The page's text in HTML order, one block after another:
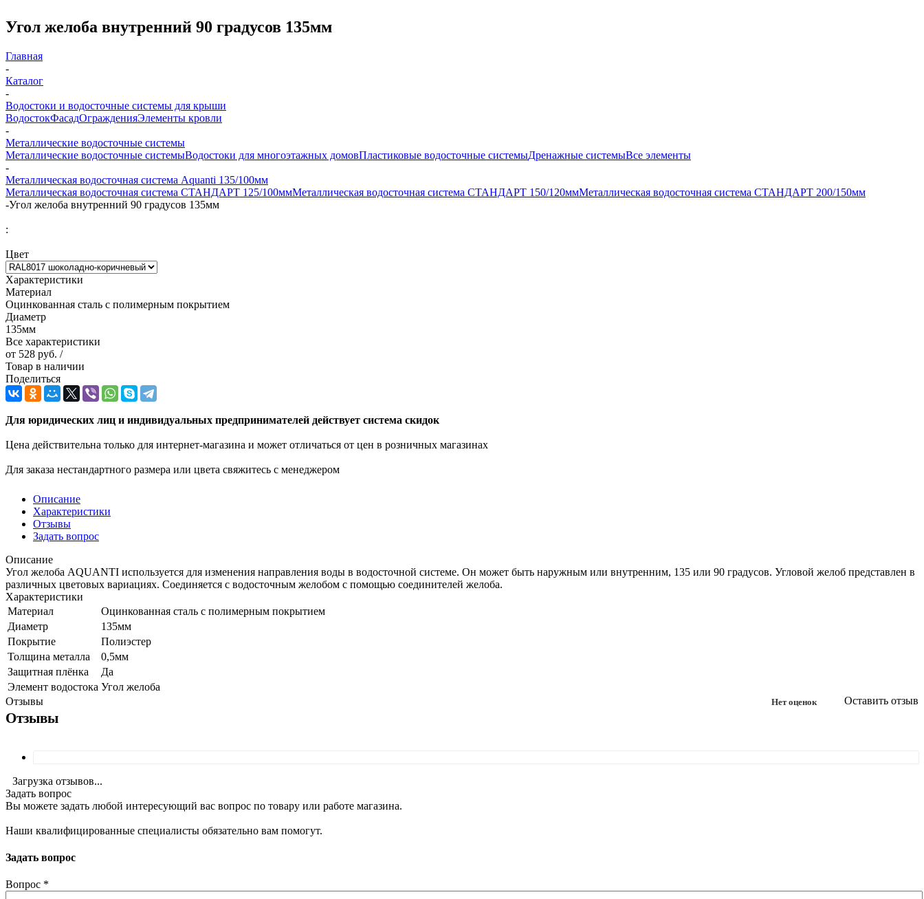
Угол желоба внутренний 90 градусов 135мм
Главная
-
Каталог
-
Водостоки и водосточные системы для крыши
ВодостокФасадОгражденияЭлементы кровли
-
Металлические водосточные системы
Металлические водосточные системыВодостоки для многоэтажных домовПластиковые водосточные системыДренажные системыВсе элементы
-
Металлическая водосточная система Aquanti 135/100мм
Металлическая водосточная система СТАНДАРТ 125/100ммМеталлическая водосточная система СТАНДАРТ 150/120ммМеталлическая водосточная система СТАНДАРТ 200/150мм
-Угол желоба внутренний 90 градусов 135мм
:
Цвет
Характеристики
Материал
Оцинкованная сталь с полимерным покрытием
Диаметр
135мм
Все характеристики
от 528 руб. /
Товар в наличии
Поделиться
Для юридических лиц и индивидуальных предпринимателей действует система скидок
Цена действительна только для интернет-магазина и может отличаться от цен в розничных магазинах
Для заказа нестандартного размера или цвета свяжитесь с менеджером
Описание
Характеристики
Отзывы
Задать вопрос
Описание
Угол желоба AQUANTI используется для изменения направления воды в водосточной системе. Он может быть наружным или внутренним, 135 или 90 градусов. Угловой желоб представлен в
различных цветовых вариациях. Соединяется с водосточным желобом с помощью соединителей желоба.
Характеристики
Материал
Оцинкованная сталь с полимерным покрытием
Диаметр
135мм
Покрытие
Полиэстер
Толщина металла
0,5мм
Защитная плёнка
Да
Элемент водостока Угол желоба
Отзывы
Отзывы
Нет оценок Оставить отзыв
Загрузка отзывов...
Задать вопрос
Вы можете задать любой интересующий вас вопрос по товару или работе магазина.
Наши квалифицированные специалисты обязательно вам помогут.
Задать вопрос
Вопрос *